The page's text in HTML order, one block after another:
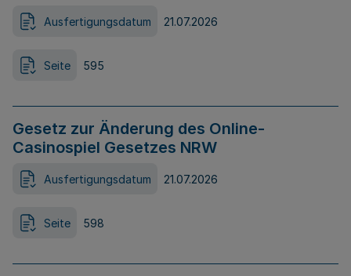
Ausfertigungsdatum 21.07.2026
Seite 595
Gesetz zur Änderung des Online-
Casinospiel Gesetzes NRW
Ausfertigungsdatum 21.07.2026
Seite 598